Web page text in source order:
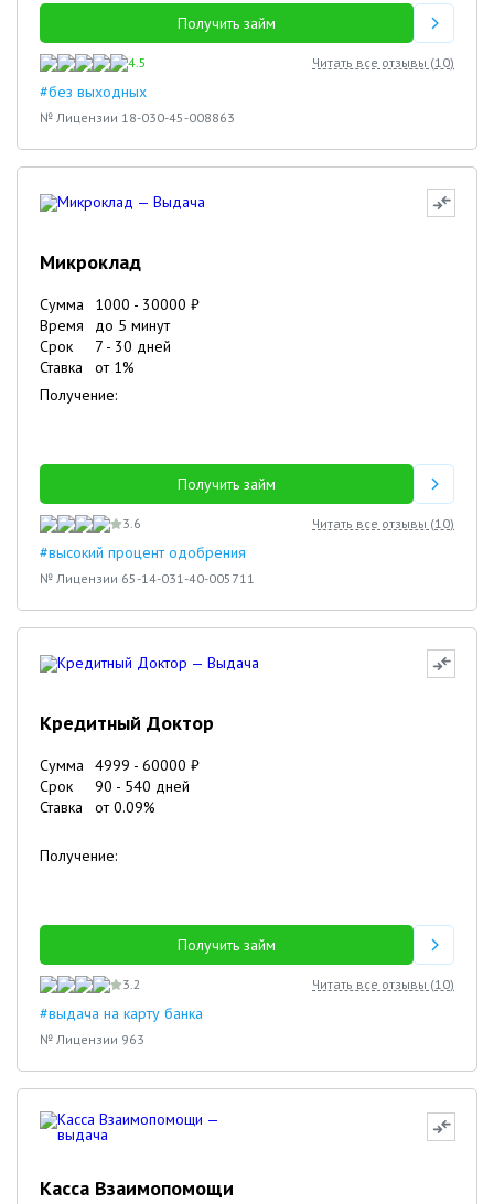
Получить займ
4.5 Читать все отзывы (10)
#без выходных
№ Лицензии 18-030-45-008863
Микроклад
Сумма 1000 - 30000 ₽
Время
до 5 минут
Срок
7 - 30 дней
Ставка
от 1%
Получение:
Получить займ
3.6 Читать все отзывы (10)
#высокий процент одобрения
№ Лицензии 65-14-031-40-005711
Кредитный Доктор
Сумма 4999 - 60000 ₽
Срок
90 - 540 дней
Ставка
от0.09%
Получение:
Получить займ
3.2 Читать все отзывы (10)
#выдача на карту банка
№ Лицензии 963
Касса Взаимопомощи